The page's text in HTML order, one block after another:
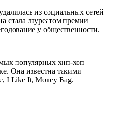
из социальных сетей
стала лауреатом премии
у общественности.
популярных хип-хоп
Она известна такими
I Like It, Money Bag.